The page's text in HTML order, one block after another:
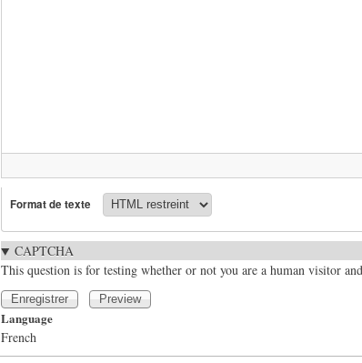
Format de texte
CAPTCHA
This question is for testing whether or not you are a human visitor
Language
French